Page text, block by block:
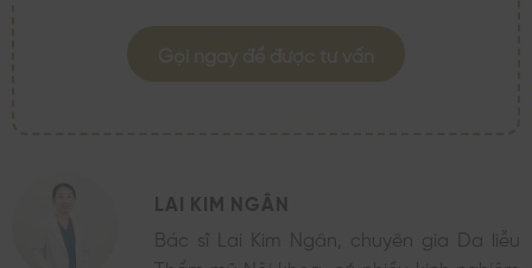
LAI KIM NGÂN
Bác sĩ Lai Kim Ngân, chuyên gia Da liễu